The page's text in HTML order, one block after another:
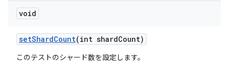
void
setShardCount(int shardCount)
このテストのシャード数を設定します。